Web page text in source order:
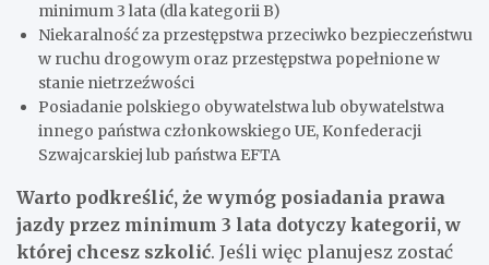
minimum 3 lata (dla kategorii B)
Niekaralność za przestępstwa przeciwko bezpieczeństwu
w ruchu drogowym oraz przestępstwa popełnione w
stanie nietrzeźwości
Posiadanie polskiego obywatelstwa lub obywatelstwa
innego państwa członkowskiego UE, Konfederacji
Szwajcarskiej lub państwa EFTA
Warto podkreślić, że wymóg posiadania prawa
jazdy przez minimum 3 lata dotyczy kategorii, w
której chcesz szkolić. Jeśli więc planujesz zostać